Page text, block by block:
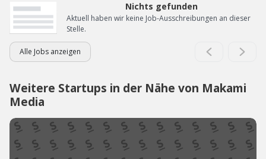
Nichts gefunden
Aktuell haben wir keine Job-Ausschreibungen an dieser
Stelle.
Alle Jobs anzeigen
Weitere Startups in der Nähe von Makami
Media